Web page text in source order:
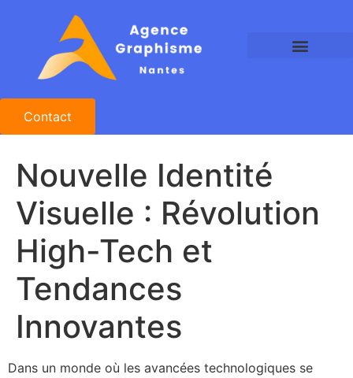
Contact
Nouvelle Identité
Visuelle : Révolution
High-Tech et
Tendances
Innovantes
Dans un monde où les avancées technologiques se